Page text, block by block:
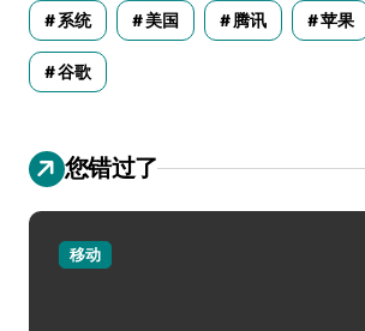
系统 美国 腾讯 苹果
谷歌
您错过了
移动